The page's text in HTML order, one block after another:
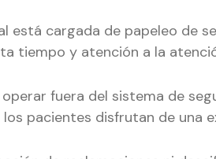
está cargada de papeleo de
tiempo y atención a la
fuera del sistema de
pacientes disfrutan de una